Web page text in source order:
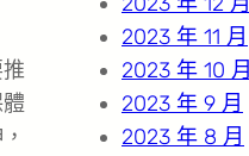
2023 年 11 月
2023 年 10 月
2023 年 9 月
2023 年 8 月